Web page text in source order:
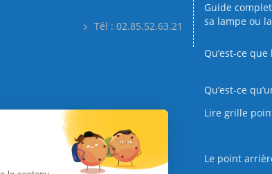
Tél : 02.85.52.63.21
Guide
sa lampe ou
Qu’est-ce
Qu’est‑ce
Lire grille
Le point